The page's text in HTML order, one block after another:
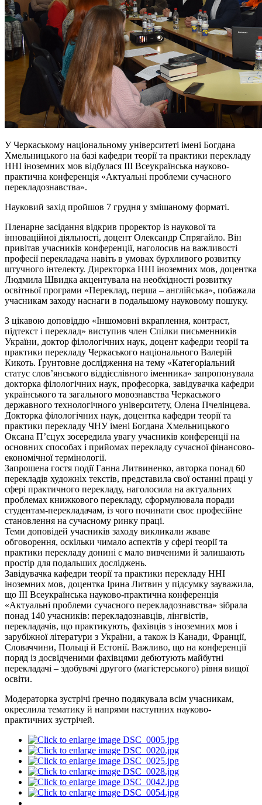
У Черкаському національному університеті імені Богдана
Хмельницького на базі кафедри теорії та практики перекладу
ННІ іноземних мов відбулася III Всеукраїнська науково-
практична конференція «Актуальні проблеми сучасного
перекладознавства».
Науковий захід пройшов 7 грудня у змішаному форматі.
Пленарне засідання відкрив проректор із наукової та
інноваційної діяльності, доцент Олександр Спрягайло. Він
привітав учасників конференції, наголосив на важливості
професії перекладача навіть в умовах бурхливого розвитку
штучного інтелекту. Директорка ННІ іноземних мов, доцентка
Людмила Швидка акцентувала на необхідності розвитку
освітньої програми «Переклад, перша – англійська», побажала
учасникам заходу наснаги в подальшому науковому пошуку.
З цікавою доповіддю «Іншомовні вкраплення, контраст,
підтекст і переклад» виступив член Спілки письменників
України, доктор філологічних наук, доцент кафедри теорії та
практики перекладу Черкаського національного Валерій
Кикоть. Ґрунтовне дослідження на тему «Категоріальний
статус слов’янського віддієслівного іменника» запропонувала
докторка філологічних наук, професорка, завідувачка кафедри
українського та загального мовознавства Черкаського
державного технологічного університету, Олена Пчелінцева.
Докторка філологічних наук, доцентка кафедри теорії та
практики перекладу ЧНУ імені Богдана Хмельницького
Оксана П’єцух зосередила увагу учасників конференції на
основних способах і прийомах перекладу сучасної фінансово-
економічної термінології.
Запрошена гостя події Ганна Литвиненко, авторка понад 60
перекладів художніх текстів, представила свої останні праці у
сфері практичного перекладу, наголосила на актуальних
проблемах книжкового перекладу, сформулювала поради
студентам-перекладачам, із чого починати своє професійне
становлення на сучасному ринку праці.
Теми доповідей учасників заходу викликали жваве
обговорення, оскільки чимало аспектів у сфері теорії та
практики перекладу донині є мало вивченими й залишають
простір для подальших досліджень.
Завідувачка кафедри теорії та практики перекладу ННІ
іноземних мов, доцентка Ірина Литвин у підсумку зауважила,
що III Всеукраїнська науково-практична конференція
«Актуальні проблеми сучасного перекладознавства» зібрала
понад 140 учасників: перекладознавців, лінгвістів,
перекладачів, що практикують, фахівців з іноземних мов і
зарубіжної літератури з України, а також із Канади, Франції,
Словаччини, Польщі й Естонії. Важливо, що на конференції
поряд із досвідченими фахівцями дебютують майбутні
перекладачі – здобувачі другого (магістерського) рівня вищої
освіти.
Модераторка зустрічі ґречно подякувала всім учасникам,
окреслила тематику й напрями наступних науково-
практичних зустрічей.